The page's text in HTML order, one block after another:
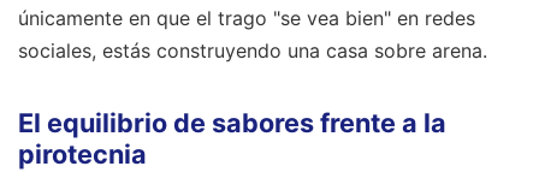
únicamente en que el trago "se vea bien" en redes
sociales, estás construyendo una casa sobre arena.
El equilibrio de sabores frente a la
pirotecnia